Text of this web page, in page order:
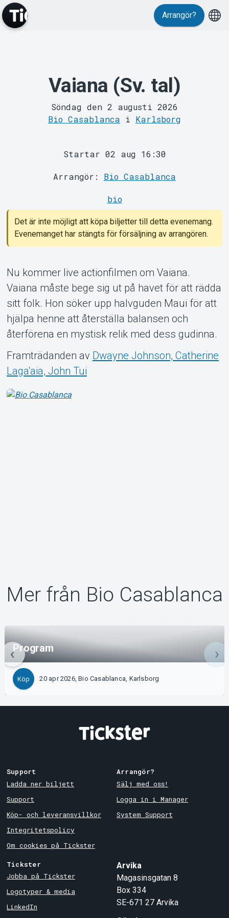
MyTickster
Support
Om Tickster
Arrangör?
Vaiana (Sv. tal)
Söndag den 2 augusti 2026
Bio Casablanca i Karlsborg
Startar 02 aug 16:30
Arrangör: Bio Casablanca
bio
Det är inte möjligt att köpa biljetter till detta evenemang.
Evenemanget har stängts för försäljning av arrangören.
Nu kommer live actionfilmen om Vaiana.
Vaiana måste bege sig ut på havet för att rädda
sitt folk. Hon söker upp halvguden Maui för att
hjälpa henne att återställa balansen och
återförena en mystisk relik med dess gudinna.
Framträdanden av Dwayne Johnson, Catherine
Laga'aia, John Tui
Mer från Bio Casablanca
Program
Köp 20 apr 2026, Bio Casablanca, Karlsborg
Support
Ladda ner biljett
Support
Köp- och leveransvillkor
Integritetspolicy
Om cookies på Tickster
Arrangör?
Sälj med oss!
Logga in i Manager
System Support
Tickster
Jobba på Tickster
Logotyper & media
LinkedIn
Arvika
Magasinsgatan 8
Box 334
SE-671 27 Arvika